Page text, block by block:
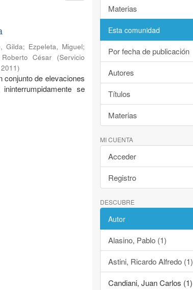
Gilda; Ezpeleta, Miguel;
César (Servicio
2011)
conjunto de elevaciones
se
Materias
Esta comunidad
Por fecha de publicación
Autores
Títulos
Materias
MI CUENTA
Acceder
Registro
DESCUBRE
Autor
Alasino, Pablo (1)
Astini, Ricardo Alfredo (1)
Candiani, Juan Carlos (1)